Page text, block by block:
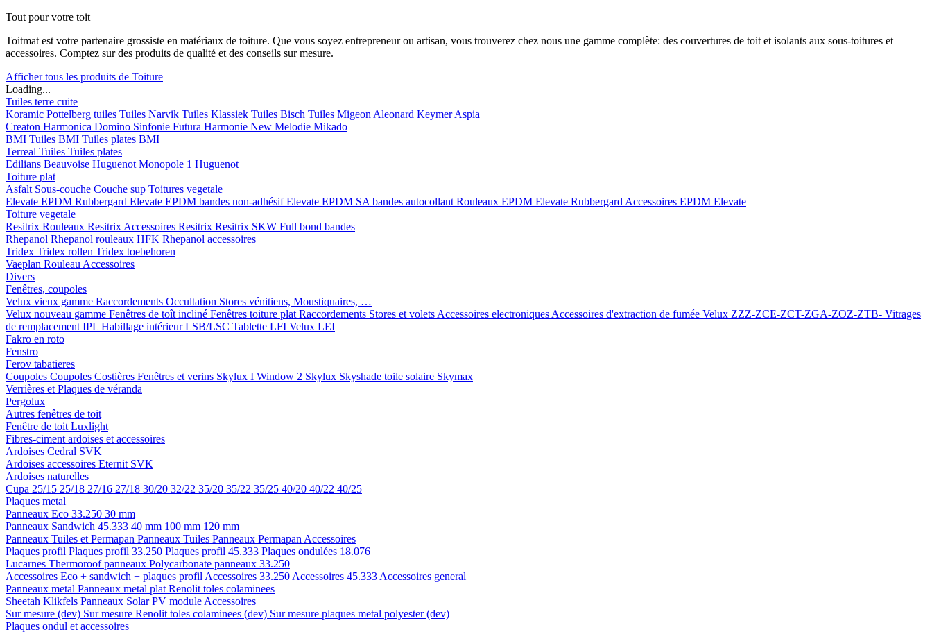
Tout pour votre toit
Toitmat est votre partenaire grossiste en matériaux de toiture. Que vous soyez entrepreneur ou artisan, vous trouverez chez nous une gamme complète: des couvertures de toit et isolants aux sous-toitures et
accessoires. Comptez sur des produits de qualité et des conseils sur mesure.
Afficher tous les produits de Toiture
Loading...
Tuiles terre cuite
Koramic Pottelberg tuiles Tuiles Narvik Tuiles Klassiek Tuiles Bisch Tuiles Migeon Aleonard KeymerAspia
Creaton Harmonica Domino Sinfonie Futura Harmonie New Melodie Mikado
BMI Tuiles BMI Tuiles plates BMI
Terreal Tuiles Tuiles plates
Edilians Beauvoise Huguenot Monopole 1 Huguenot
Toiture plat
Asfalt Sous-couche Couche sup Toitures vegetale
Elevate EPDM Rubbergard Elevate EPDM bandes non-adhésifElevate EPDM SA bandes autocollant Rouleaux EPDM Elevate Rubbergard Accessoires EPDM Elevate
Toiture vegetale
Resitrix Rouleaux Resitrix Accessoires Resitrix Resitrix SKW Full bond bandes
Rhepanol Rhepanol rouleaux HFK Rhepanol accessoires
Tridex Tridex rollen Tridex toebehoren
Vaeplan Rouleau Accessoires
Divers
Fenêtres, coupoles
Velux vieux gamme Raccordements Occultation Stores vénitiens, Moustiquaires, …
Velux nouveau gamme Fenêtres de toît incliné Fenêtres toiture plat Raccordements Stores et volets Accessoires electroniques Accessoires d'extraction de fumée Velux ZZZ-ZCE-ZCT-ZGA-ZOZ-ZTB- Vitrages
de remplacement IPL Habillage intérieur LSB/LSC Tablette LFI Velux LEI
Fakro en roto
Fenstro
Ferov tabatieres
Coupoles Coupoles Costières Fenêtres et verins Skylux I Window 2 Skylux Skyshade toile solaire Skymax
Verrières et Plaques de véranda
Pergolux
Autres fenêtres de toit
Fenêtre de toit Luxlight
Fibres-ciment ardoises et accessoires
Ardoises Cedral SVK
Ardoises accessoires Eternit SVK
Ardoises naturelles
Cupa 25/15 25/18 27/16 27/18 30/20 32/22 35/20 35/22 35/25 40/20 40/22 40/25
Plaques metal
Panneaux Eco 33.250 30 mm
Panneaux Sandwich 45.333 40 mm 100 mm 120 mm
Panneaux Tuiles et Permapan Panneaux Tuiles Panneaux Permapan Accessoires
Plaques profil Plaques profil 33.250 Plaques profil 45.333 Plaques ondulées 18.076
Lucarnes Thermoroof panneaux Polycarbonate panneaux 33.250
Accessoires Eco + sandwich + plaques profil Accessoires 33.250 Accessoires 45.333 Accessoires general
Panneaux metal Panneaux metal plat Renolit toles colaminees
Sheetah Klikfels Panneaux Solar PV module Accessoires
Sur mesure (dev) Sur mesure Renolit toles colaminees (dev) Sur mesure plaques metal polyester (dev)
Plaques ondul et accessoires